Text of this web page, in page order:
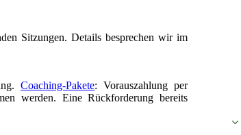
Sitzungen. Details besprechen wir im
Coaching-Pakete: Vorauszahlung per
werden. Eine Rückforderung bereits